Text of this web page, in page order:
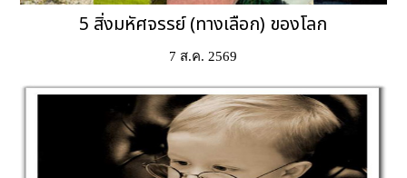
5 สิ่งมหัศจรรย์ (ทางเลือก) ของโลก
7 ส.ค. 2569